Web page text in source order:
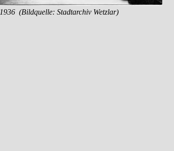
(Bildquelle: Stadtarchiv Wetzlar)